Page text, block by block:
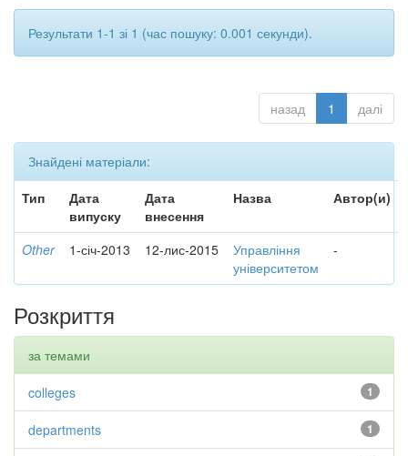
Результати 1-1 зі 1 (час пошуку: 0.001 секунди).
назад 1 далі
Знайдені матеріали:
Тип
Дата
випуску
Дата
внесення
Назва Автор(и)
Other 1-січ-2013 12-лис-2015
Управління
університетом
-
Розкриття
за темами
1
colleges
1
departments